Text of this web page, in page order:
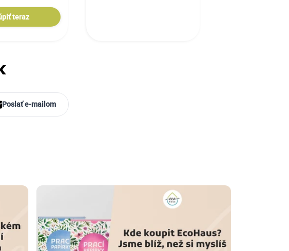
teraz
Poslať e-mailom